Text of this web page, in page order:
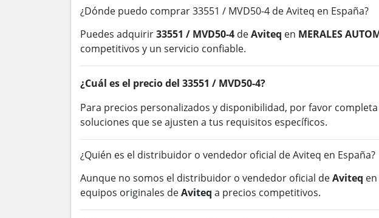
¿Dónde puedo comprar 33551 / MVD50-4 de Aviteq en España?
Puedes adquirir33551 / MVD50-4 deAviteq en MERALES
competitivos y un servicio confiable.
¿Cuál es el precio del 33551 / MVD50-4?
Para precios personalizados y disponibilidad, por favor
soluciones que se ajusten a tus requisitos específicos.
¿Quién es el distribuidor o vendedor oficial de Aviteq en España?
Aunque no somos el distribuidor o vendedor oficial deAviteq
equipos originales deAviteq a precios competitivos.